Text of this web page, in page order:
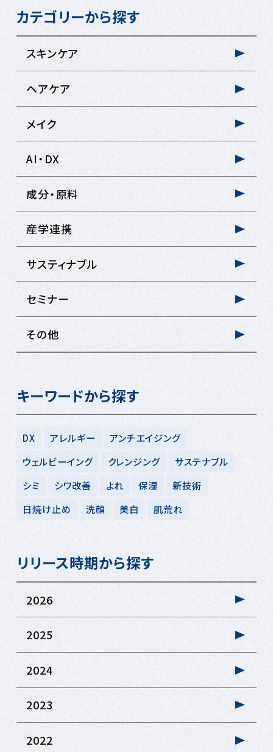
カテゴリーから探す
スキンケア
ヘアケア
メイク
AI・DX
成分・原料
産学連携
サスティナブル
セミナー
その他
キーワードから探す
DX アレルギー
アンチエイジング
ウェルビーイング
クレンジング
サステナブル
シミ
シワ改善 よれ 保湿
新技術
日焼け止め
洗顔 美白 肌荒れ
リリース時期から探す
2026
2025
2024
2023
2022